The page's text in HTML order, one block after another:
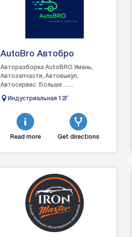
AutoBro Автобро
Авторазборка AutoBRO Умань,
Автозапчасти, Автовыкуп,
Автосервис. Больше ...
автосервис, автобро.
Индустриальная 12Г
Read more Get directions